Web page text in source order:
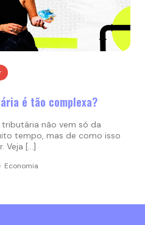
é tão complexa?
não vem só da
tempo, mas de como isso
Veja […]
Economia